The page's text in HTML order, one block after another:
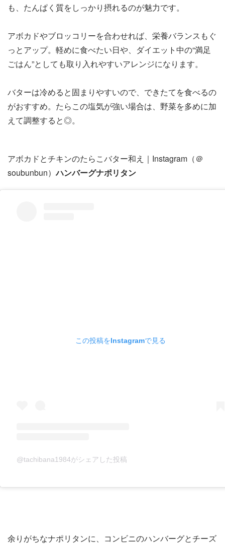
も、たんぱく質をしっかり摂れるのが魅力です。
アボカドやブロッコリーを合わせれば、栄養バランスもぐ
っとアップ。軽めに食べたい日や、ダイエット中の“満足
ごはん”としても取り入れやすいアレンジになります。
バターは冷めると固まりやすいので、できたてを食べるの
がおすすめ。たらこの塩気が強い場合は、野菜を多めに加
えて調整すると◎。
アボカドとチキンのたらこバター和え｜Instagram（＠
soubunbun）ハンバーグナポリタン
この投稿をInstagramで見る
@tachibana1984がシェアした投稿
余りがちなナポリタンに、コンビニのハンバーグとチーズ